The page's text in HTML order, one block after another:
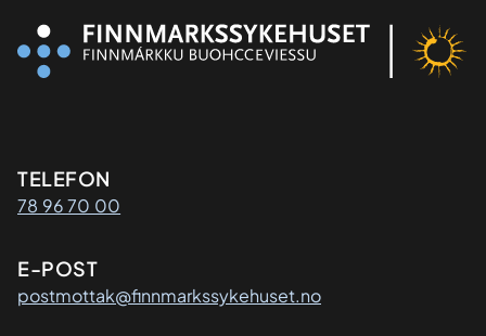
Kontaktinformasjon
TELEFON
78 96 70 00
E-POST
postmottak@finnmarkssykehuset.no